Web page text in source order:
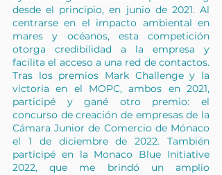
desde el principio, en junio de 2021. Al
centrarse en el impacto ambiental en
mares y océanos, esta competición
otorga credibilidad a la empresa y
facilita el acceso a una red de contactos.
Tras los premios Mark Challenge y la
victoria en el MOPC, ambos en 2021,
participé y gané otro premio: el
concurso de creación de empresas de la
Cámara Junior de Comercio de Mónaco
el 1 de diciembre de 2022. También
participé en la Monaco Blue Initiative
2022, que me brindó un amplio